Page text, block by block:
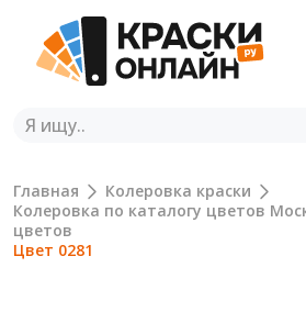
Главная
Колеровка краски
Колеровка по каталогу цветов
цветов
Цвет 0281